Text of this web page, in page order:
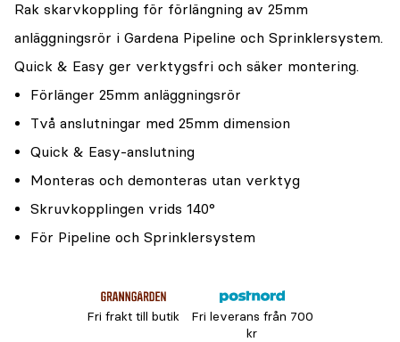
Rak skarvkoppling för förlängning av 25mm
anläggningsrör i Gardena Pipeline och Sprinklersystem.
Quick & Easy ger verktygsfri och säker montering.
Förlänger 25mm anläggningsrör
Två anslutningar med 25mm dimension
Quick & Easy-anslutning
Monteras och demonteras utan verktyg
Skruvkopplingen vrids 140°
För Pipeline och Sprinklersystem
Fri frakt till butik
Fri leverans från 700
kr